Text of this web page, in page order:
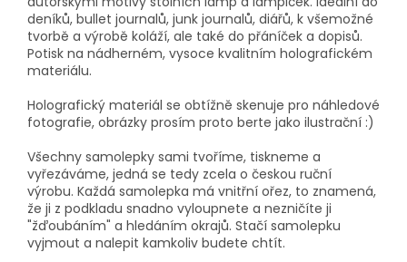
deníků, bullet journalů, junk journalů, diářů, k všemožné
tvorbě a výrobě koláží, ale také do přáníček a dopisů.
Potisk na nádherném, vysoce kvalitním holografickém
materiálu.
Holografický materiál se obtížně skenuje pro náhledové
fotografie, obrázky prosím proto berte jako ilustrační :)
Všechny samolepky sami tvoříme, tiskneme a
vyřezáváme, jedná se tedy zcela o českou ruční
výrobu. Každá samolepka má vnitřní ořez, to znamená,
že ji z podkladu snadno vyloupnete a nezničíte ji
"žďoubáním" a hledáním okrajů. Stačí samolepku
vyjmout a nalepit kamkoliv budete chtít.